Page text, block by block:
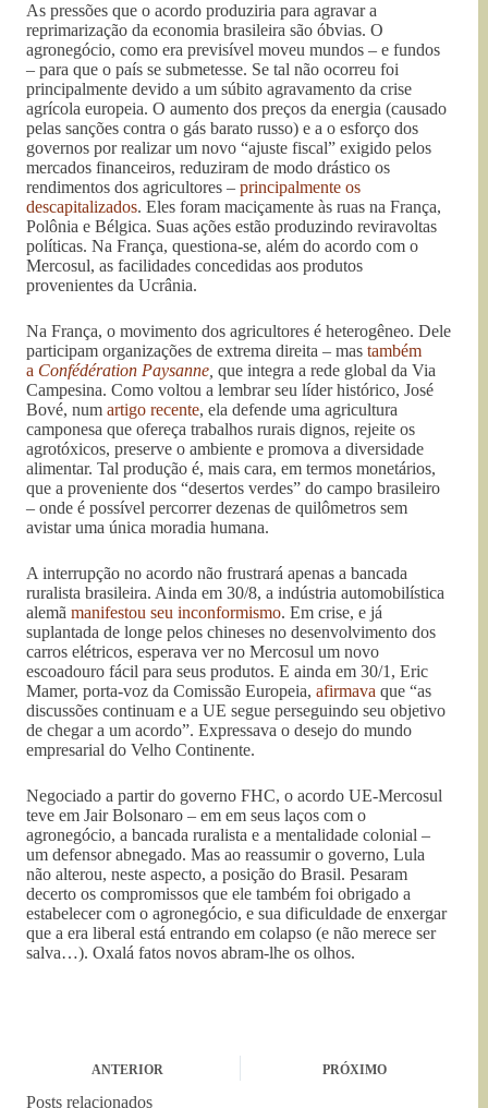
As pressões que o acordo produziria para agravar a
reprimarização da economia brasileira são óbvias. O
agronegócio, como era previsível moveu mundos – e fundos
– para que o país se submetesse. Se tal não ocorreu foi
principalmente devido a um súbito agravamento da crise
agrícola europeia. O aumento dos preços da energia (causado
pelas sanções contra o gás barato russo) e a o esforço dos
governos por realizar um novo “ajuste fiscal” exigido pelos
mercados financeiros, reduziram de modo drástico os
rendimentos dos agricultores – principalmente os
descapitalizados. Eles foram maciçamente às ruas na França,
Polônia e Bélgica. Suas ações estão produzindo reviravoltas
políticas. Na França, questiona-se, além do acordo com o
Mercosul, as facilidades concedidas aos produtos
provenientes da Ucrânia.
Na França, o movimento dos agricultores é heterogêneo. Dele
participam organizações de extrema direita – mas também
a Confédération Paysanne que integra a rede global da Via
Campesina. Como voltou a lembrar seu líder histórico, José
Bové, num artigo recente, ela defende uma agricultura
camponesa que ofereça trabalhos rurais dignos, rejeite os
agrotóxicos, preserve o ambiente e promova a diversidade
alimentar. Tal produção é, mais cara, em termos monetários,
que a proveniente dos “desertos verdes” do campo brasileiro
– onde é possível percorrer dezenas de quilômetros sem
avistar uma única moradia humana.
A interrupção no acordo não frustrará apenas a bancada
ruralista brasileira. Ainda em 30/8, a indústria automobilística
alemã manifestou seu inconformismo. Em crise, e já
suplantada de longe pelos chineses no desenvolvimento dos
carros elétricos, esperava ver no Mercosul um novo
escoadouro fácil para seus produtos. E ainda em 30/1, Eric
Mamer, porta-voz da Comissão Europeia, afirmava que “as
discussões continuam e a UE segue perseguindo seu objetivo
de chegar a um acordo”. Expressava o desejo do mundo
empresarial do Velho Continente.
Negociado a partir do governo FHC, o acordo UE-Mercosul
teve em Jair Bolsonaro – em em seus laços com o
agronegócio, a bancada ruralista e a mentalidade colonial –
um defensor abnegado. Mas ao reassumir o governo, Lula
não alterou, neste aspecto, a posição do Brasil. Pesaram
decerto os compromissos que ele também foi obrigado a
estabelecer com o agronegócio, e sua dificuldade de enxergar
que a era liberal está entrando em colapso (e não merece ser
salva…). Oxalá fatos novos abram-lhe os olhos.
ANTERIOR PRÓXIMO
Posts relacionados